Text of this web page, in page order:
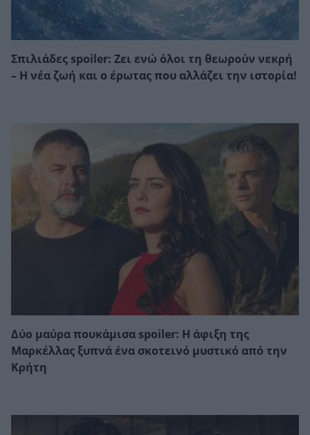
Σπιλιάδες spoiler: Ζει ενώ όλοι τη θεωρούν νεκρή
– Η νέα ζωή και ο έρωτας που αλλάζει την ιστορία!
Δύο μαύρα πουκάμισα spoiler: Η άφιξη της
Μαρκέλλας ξυπνά ένα σκοτεινό μυστικό από την
Κρήτη